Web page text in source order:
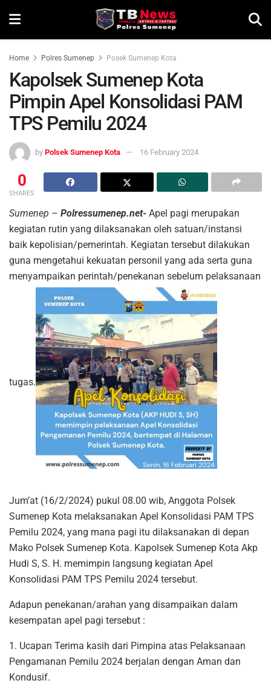
Home Polres Sumenep Posek Sumenep Kota
Kapolsek Sumenep Kota
Pimpin Apel Konsolidasi PAM
TPS Pemilu 2024
by Polsek Sumenep Kota 16 February 2024
0
SHARES
Sumenep – Polressumenep.net- Apel pagi merupakan
kegiatan rutin yang dilaksanakan oleh satuan/instansi
baik kepolisian/pemerintah. Kegiatan tersebut dilakukan
guna mengetahui kekuatan personil yang ada serta guna
menyampaikan perintah/penekanan sebelum pelaksanaan
tugas.
Jum’at (16/2/2024) pukul 08.00 wib, Anggota Polsek
Sumenep Kota melaksanakan Apel Konsolidasi PAM TPS
Pemilu 2024, yang mana pagi itu dilaksanakan di depan
Mako Polsek Sumenep Kota. Kapolsek Sumenep Kota Akp
Hudi S, S. H. memimpin langsung kegiatan Apel
Konsolidasi PAM TPS Pemilu 2024 tersebut.
Adapun penekanan/arahan yang disampaikan dalam
kesempatan apel pagi tersebut :
1. Ucapan Terima kasih dari Pimpina atas Pelaksanaan
Pengamanan Pemilu 2024 berjalan dengan Aman dan
Kondusif.